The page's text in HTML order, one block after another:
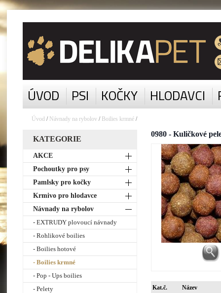
ÚVOD PSI KOČKY HLODAVCI
Úvod / Návnady na rybolov/ Boilies krmné/
KATEGORIE
AKCE
Pochoutky pro psy
Pamlsky pro kočky
Krmivo pro hlodavce
Návnady na rybolov
- EXTRUDY plovoucí návnady
- Rohlikové boilies
- Boilies hotové
- Boilies krmné
- Pop - Ups boilies
- Pelety
0980 - Kuličkové
Kat.č. Název